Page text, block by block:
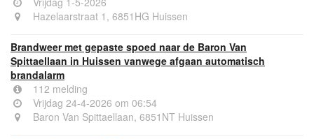
Hazelaarstraat 1, 6851HG Huissen
Brandweer met gepaste spoed naar de Baron Van
Spittaellaan in Huissen vanwege afgaan automatisch
brandalarm
112 melding
Vrijdag 24-4-2026 om 06:54
Baron Van Spittaellaan, 6851NT Huissen